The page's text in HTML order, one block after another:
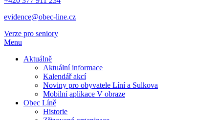
evidence@obec-line.cz
Verze pro seniory
Menu
Aktuálně
Aktuální informace
Kalendář akcí
Noviny pro obyvatele Líní a Sulkova
Mobilní aplikace V obraze
Obec Líně
Historie